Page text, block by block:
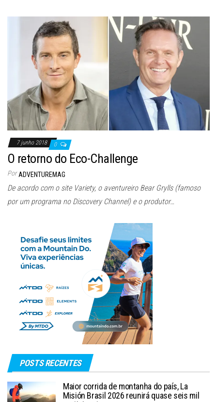
7 junho 2018 0
O retorno do Eco-Challenge
Por ADVENTUREMAG
De acordo com o site Variety, o aventureiro Bear Grylls (famoso
por um programa no Discovery Channel) e o produtor…
POSTS RECENTES
Maior corrida de montanha do país, La
Misión Brasil 2026 reunirá quase seis mil